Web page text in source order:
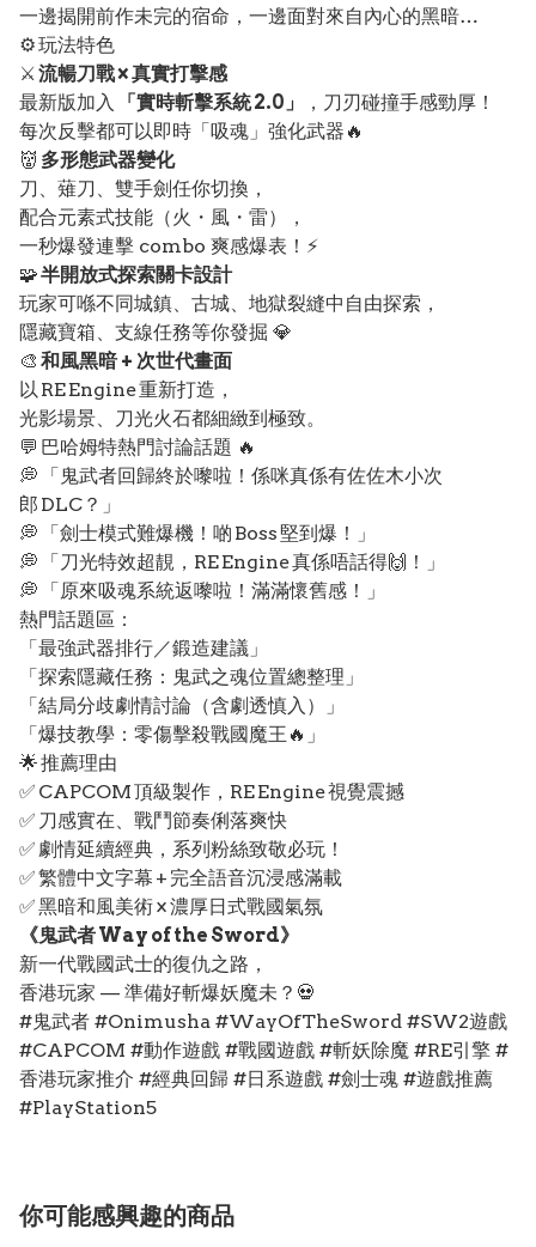
一邊揭開前作未完的宿命，一邊面對來自內心的黑暗…
⚙️ 玩法特色
⚔️流暢刀戰 × 真實打擊感
最新版加入
「實時斬擊系統 2.0」
，刀刃碰撞手感勁厚！
每次反擊都可以即時「吸魂」強化武器🔥
👹 多形態武器變化
刀、薙刀、雙手劍任你切換，
配合元素式技能（火・風・雷），
一秒爆發連擊 combo 爽感爆表！⚡
🧩半開放式探索關卡設計
玩家可喺不同城鎮、古城、地獄裂縫中自由探索，
隱藏寶箱、支線任務等你發掘 💎
🎨 和風黑暗 + 次世代畫面
以 RE Engine 重新打造，
光影場景、刀光火石都細緻到極致。
💬 巴哈姆特熱門討論話題 🔥
💭 「鬼武者回歸終於嚟啦！係咪真係有佐佐木小次
郎 DLC？」
💭 「劍士模式難爆機！啲 Boss 堅到爆！」
💭 「刀光特效超靚，RE Engine 真係唔話得🙌！」
💭 「原來吸魂系統返嚟啦！滿滿懷舊感！」
熱門話題區：
「最強武器排行／鍛造建議」
「探索隱藏任務：鬼武之魂位置總整理」
「結局分歧劇情討論（含劇透慎入）」
「爆技教學：零傷擊殺戰國魔王🔥」
🌟 推薦理由
✅ CAPCOM 頂級製作，RE Engine 視覺震撼
✅ 刀感實在、戰鬥節奏俐落爽快
✅ 劇情延續經典，系列粉絲致敬必玩！
✅ 繁體中文字幕 + 完全語音沉浸感滿載
✅ 黑暗和風美術 × 濃厚日式戰國氣氛
《鬼武者 Way of the Sword》
新一代戰國武士的復仇之路，
香港玩家 — 準備好斬爆妖魔未？💀
#鬼武者 #Onimusha #WayOfTheSword #SW2遊戲
#CAPCOM #動作遊戲 #戰國遊戲 #斬妖除魔 #RE引擎 #
香港玩家推介 #經典回歸 #日系遊戲 #劍士魂 #遊戲推薦
#PlayStation5
你可能感興趣的商品